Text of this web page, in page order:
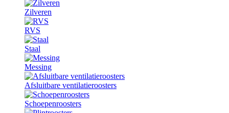
Zilveren
RVS
Staal
Messing
Afsluitbare ventilatieroosters
Schoepenroosters